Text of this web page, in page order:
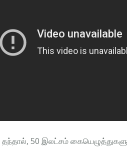
50 இலட்சம்